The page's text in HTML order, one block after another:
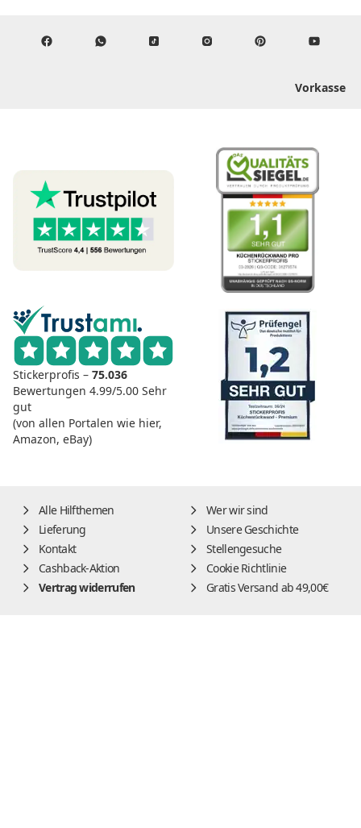
Vorkasse
Stickerprofis – 75.036
Bewertungen 4.99/5.00 Sehr
gut
(von allen Portalen wie hier,
Amazon, eBay)
Alle Hilfthemen
Wer wir sind
Lieferung
Unsere Geschichte
Kontakt
Stellengesuche
Cashback-Aktion
Cookie Richtlinie
Vertrag widerrufen
Gratis Versand ab 49,00€